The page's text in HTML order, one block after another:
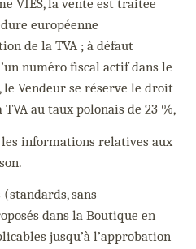
VIES, la vente est traitée
européenne
de la TVA ; à défaut
numéro fiscal actif dans le
le Vendeur se réserve le droit
au taux polonais de 23 %,
les informations relatives aux
sans
dans la Boutique en
jusqu’à l’approbation